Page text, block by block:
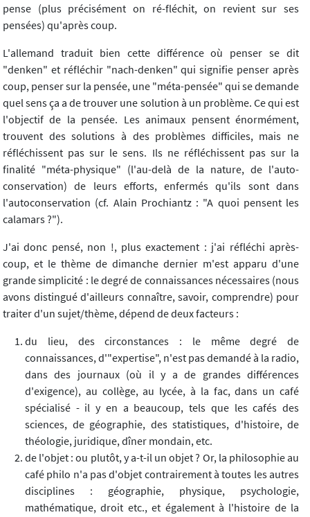
pense (plus précisément on ré-fléchit, on revient sur ses
pensées) qu'après coup.
L'allemand traduit bien cette différence où penser se dit
"denken" et réfléchir "nach-denken" qui signifie penser après
coup, penser sur la pensée, une "méta-pensée" qui se demande
quel sens ça a de trouver une solution à un problème. Ce qui est
l'objectif de la pensée. Les animaux pensent énormément,
trouvent des solutions à des problèmes difficiles, mais ne
réfléchissent pas sur le sens. Ils ne réfléchissent pas sur la
finalité "méta-physique" (l'au-delà de la nature, de l'auto-
conservation) de leurs efforts, enfermés qu'ils sont dans
l'autoconservation (cf. Alain Prochiantz : "A quoi pensent les
calamars ?").
J'ai donc pensé, non !, plus exactement : j'ai réfléchi après-
coup, et le thème de dimanche dernier m'est apparu d'une
grande simplicité : le degré de connaissances nécessaires (nous
avons distingué d'ailleurs connaître, savoir, comprendre) pour
traiter d'un sujet/thème, dépend de deux facteurs :
du lieu, des circonstances : le même degré de
connaissances, d'"expertise", n'est pas demandé à la radio,
dans des journaux (où il y a de grandes différences
d'exigence), au collège, au lycée, à la fac, dans un café
spécialisé - il y en a beaucoup, tels que les cafés des
sciences, de géographie, des statistiques, d'histoire, de
théologie, juridique, dîner mondain, etc.
de l'objet : ou plutôt, y a-t-il un objet ? Or, la philosophie au
café philo n'a pas d'objet contrairement à toutes les autres
disciplines : géographie, physique, psychologie,
mathématique, droit etc., et également à l'histoire de la